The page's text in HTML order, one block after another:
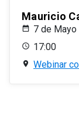
Mauricio
7 de
17:00
Webinar